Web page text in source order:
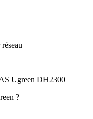
Ugreen DH2300
?